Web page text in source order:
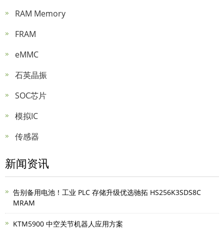
RAM Memory
FRAM
eMMC
石英晶振
SOC芯片
模拟IC
传感器
新闻资讯
告别备用电池！工业 PLC 存储升级优选驰拓 HS256K3SDS8C
MRAM
KTM5900 中空关节机器人应用方案